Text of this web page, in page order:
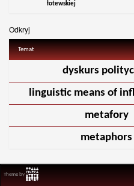
łotewskiej
Odkryj
Temat
dyskurs
linguistic means of
metafory
metaphors
Theme by